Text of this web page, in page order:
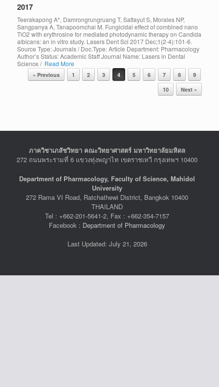
2017
Teerakapong A*, Damrongrungruang T, Sattayut S, Morales NP,
Sangpanya A, Tanapoomchai M. Fungicidal effect of combined nano
TiO2 with erythrosine for mediated photodynamic therapy on Candida
albicans: an in vitro study. Lasers Dent Sci 2017 Dec;1(2-4):101-6.
Source Type: Journals / Doc.Type: Article Department: Pharmacology
Author’s Status: Academic Staff Journal Name: Lasers in Dental
Science / Read More
Post navigation
« Previous 1 2 3 4 5 6 7 8
9
10
Next »
ภาควิชาเภสัชวิทยา คณะวิทยาศาสตร์ มหาวิทยาลัยมหิดล
272 ถนนพระรามที่ 6 แขวงทุ่งพญาไท เขตราชเทวี กรุงเทพฯ 10400
Department of Pharmacology, Faculty of Science, Mahidol
University
272 Rama VI Road, Ratchathewi District, Bangkok 10400
THAILAND
Tel : +662-201-5641-2, Fax : +662-354-7157
Facebook : Department of Pharmacology
Last Updated: July 21, 2026